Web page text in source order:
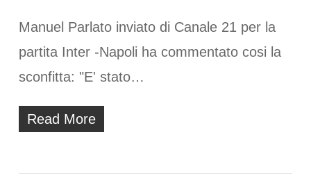
Manuel Parlato inviato di Canale 21 per la
partita Inter -Napoli ha commentato cosi la
sconfitta: "E' stato…
Read More